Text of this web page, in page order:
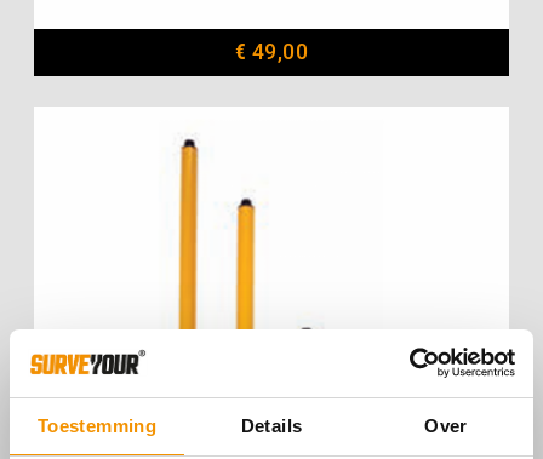
Toestemming Details Over
€ 49,00